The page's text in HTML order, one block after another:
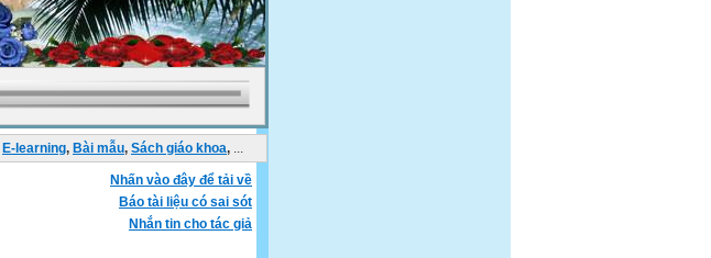
E-learning, Bài mẫu, Sách giáo khoa, ...
Nhấn vào đây để tải về
Báo tài liệu có sai sót
Nhắn tin cho tác giả